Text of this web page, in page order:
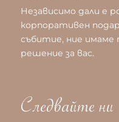
Независимо дали е
корпоративен
събитие, ние
решение за вас.
Следвайте ни